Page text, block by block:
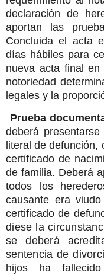
declaración de
aportan las
Concluida el acta
días hábiles para
nueva acta final
notoriedad
legales y la
Prueba
deberá
literal de
certificado de
de familia. Deberá
todos los
causante era
certificado de
diese la
se deberá
sentencia de
hijos ha